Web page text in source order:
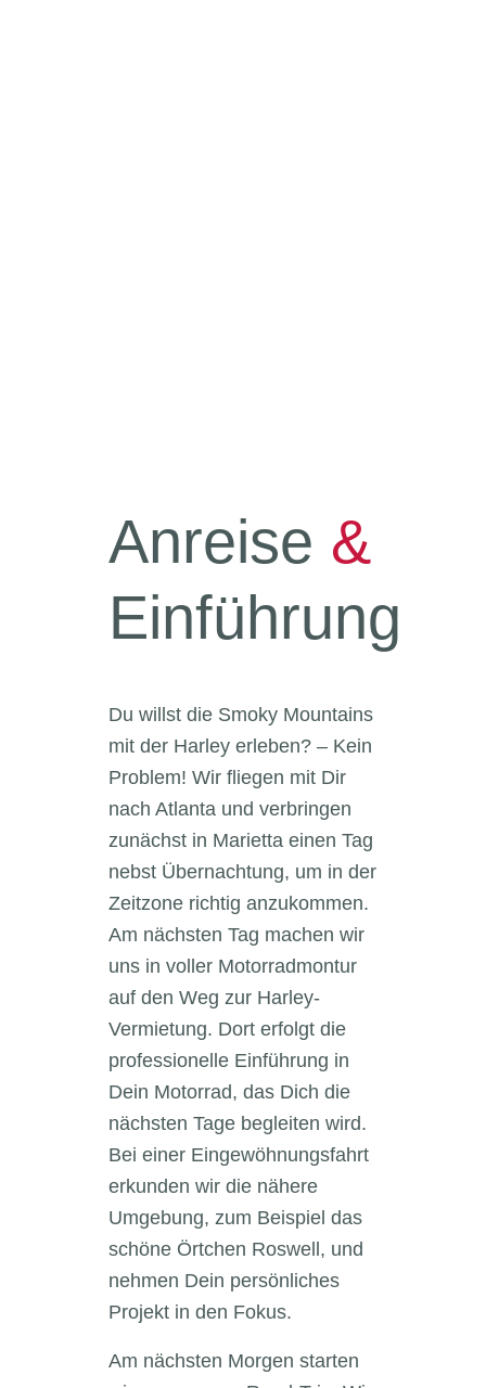
Anreise &
Einführung
Du willst die Smoky Mountains
mit der Harley erleben? – Kein
Problem! Wir fliegen mit Dir
nach Atlanta und verbringen
zunächst in Marietta einen Tag
nebst Übernachtung, um in der
Zeitzone richtig anzukommen.
Am nächsten Tag machen wir
uns in voller Motorradmontur
auf den Weg zur Harley-
Vermietung. Dort erfolgt die
professionelle Einführung in
Dein Motorrad, das Dich die
nächsten Tage begleiten wird.
Bei einer Eingewöhnungsfahrt
erkunden wir die nähere
Umgebung, zum Beispiel das
schöne Örtchen Roswell, und
nehmen Dein persönliches
Projekt in den Fokus.
Am nächsten Morgen starten